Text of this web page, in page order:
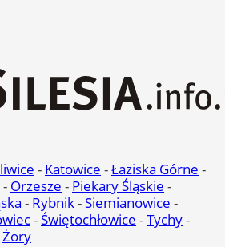
- Katowice -Łaziska Górne -
- Orzesze - Piekary Śląskie -
- Rybnik-Siemianowice -
-Świętochłowice -Tychy-
Żory